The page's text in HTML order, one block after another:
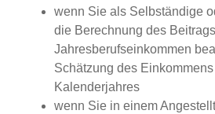
wenn Sie als Selbständige
die Berechnung des
Jahresberufseinkommen
Schätzung des
Kalenderjahres
wenn Sie in einem